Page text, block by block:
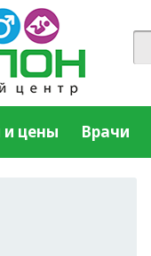
и цены Врачи